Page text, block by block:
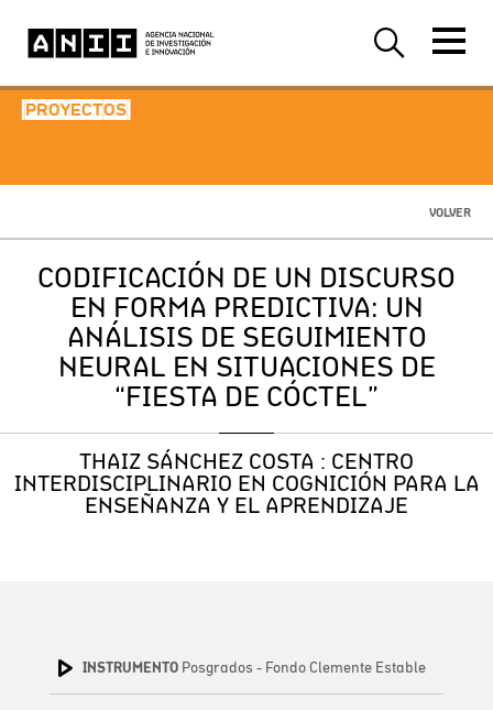
-PROYECTOS-
VOLVER
CODIFICACIÓN DE UN DISCURSO
EN FORMA PREDICTIVA: UN
ANÁLISIS DE SEGUIMIENTO
NEURAL EN SITUACIONES DE
“FIESTA DE CÓCTEL”
THAIZ SÁNCHEZ COSTA : CENTRO
INTERDISCIPLINARIO EN COGNICIÓN PARA LA
ENSEÑANZA Y EL APRENDIZAJE
INSTRUMENTO Posgrados - Fondo Clemente Estable